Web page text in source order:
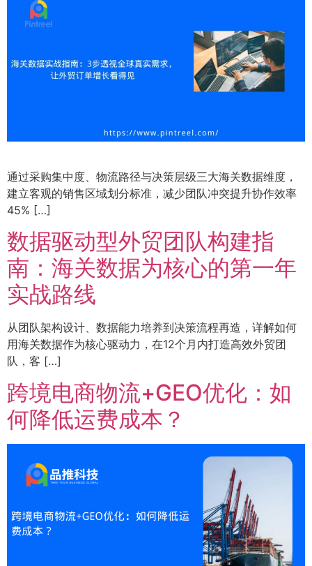
通过采购集中度、物流路径与决策层级三大海关数据维度，
建立客观的销售区域划分标准，减少团队冲突提升协作效率
45% […]
数据驱动型外贸团队构建指
南：海关数据为核心的第一年
实战路线
从团队架构设计、数据能力培养到决策流程再造，详解如何
用海关数据作为核心驱动力，在12个月内打造高效外贸团
队，客 […]
跨境电商物流+GEO优化：如
何降低运费成本？